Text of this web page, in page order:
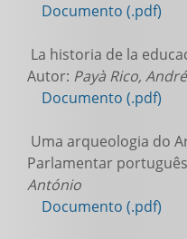
Documento (.pdf)
La historia de la
Autor: Payà Rico,
Documento (.pdf)
Uma arqueologia do
Parlamentar
António
Documento (.pdf)